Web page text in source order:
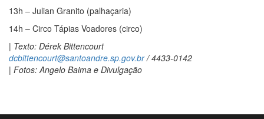
13h – Julian Granito (palhaçaria)
14h – Circo Tápias Voadores (circo)
| Texto: Dérek Bittencourt
dcbittencourt@santoandre.sp.gov.br/ 4433-0142
| Fotos: Angelo Baima e Divulgação